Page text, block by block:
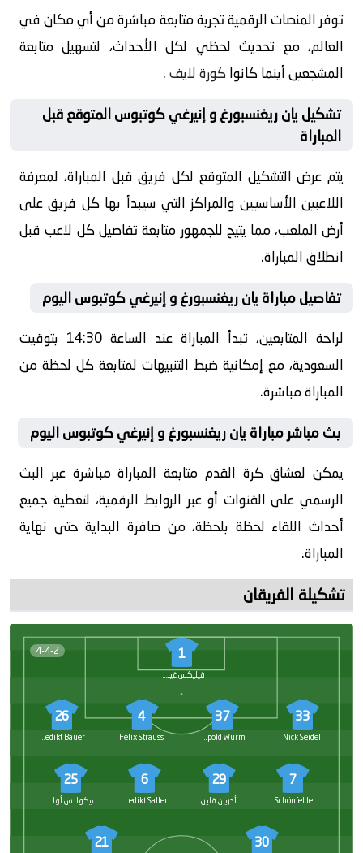
توفر المنصات الرقمية تجربة متابعة مباشرة من أي مكان في
العالم، مع تحديث لحظي لكل الأحداث، لتسهيل متابعة
المشجعين أينما كانواكورة لايف.
تشكيل يان ريغنسبورغ و إنيرغي كوتبوس المتوقع قبل
المباراة
يتم عرض التشكيل المتوقع لكل فريق قبل المباراة، لمعرفة
اللاعبين الأساسيين والمراكز التي سيبدأ بها كل فريق على
أرض الملعب، مما يتيح للجمهور متابعة تفاصيل كل لاعب قبل
انطلاق المباراة.
تفاصيل مباراة يان ريغنسبورغ و إنيرغي كوتبوس اليوم
لراحة المتابعين، تبدأ المباراة عند الساعة 14:30 بتوقيت
السعودية، مع إمكانية ضبط التنبيهات لمتابعة كل لحظة من
المباراة مباشرة.
بث مباشر مباراة يان ريغنسبورغ و إنيرغي كوتبوس اليوم
يمكن لعشاق كرة القدم متابعة المباراة مباشرة عبر البث
الرسمي على القنوات أو عبر الروابط الرقمية، لتغطية جميع
أحداث اللقاء لحظة بلحظة، من صافرة البداية حتى نهاية
المباراة.
تشكيلة الفريقان
4-4-2 1
فيليكس غيبهارت
33
Nick Seidel
37
Leopold Wurm
4
Felix Strauss
26
Benedikt Bauer
7
Oscar Schönfelder
29
أدريان فاين
6
Benedikt Saller
25
نيكولاس أوليفيرا
30
21